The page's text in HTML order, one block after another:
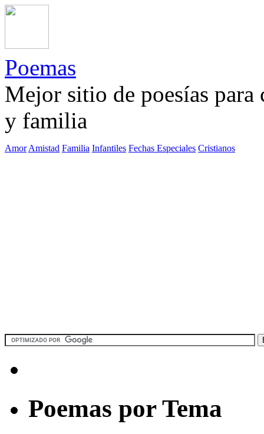
Poemas
Mejor sitio de poesías
y familia
Amor Amistad Familia Infantiles Fechas Especiales Cristianos
Poemas por Tema